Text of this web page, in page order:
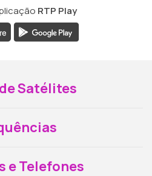
RTP Play
Satélites
e Telefones